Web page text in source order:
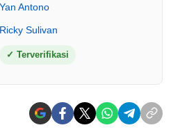
Yan Antono
Ricky Sulivan
✓ Terverifikasi